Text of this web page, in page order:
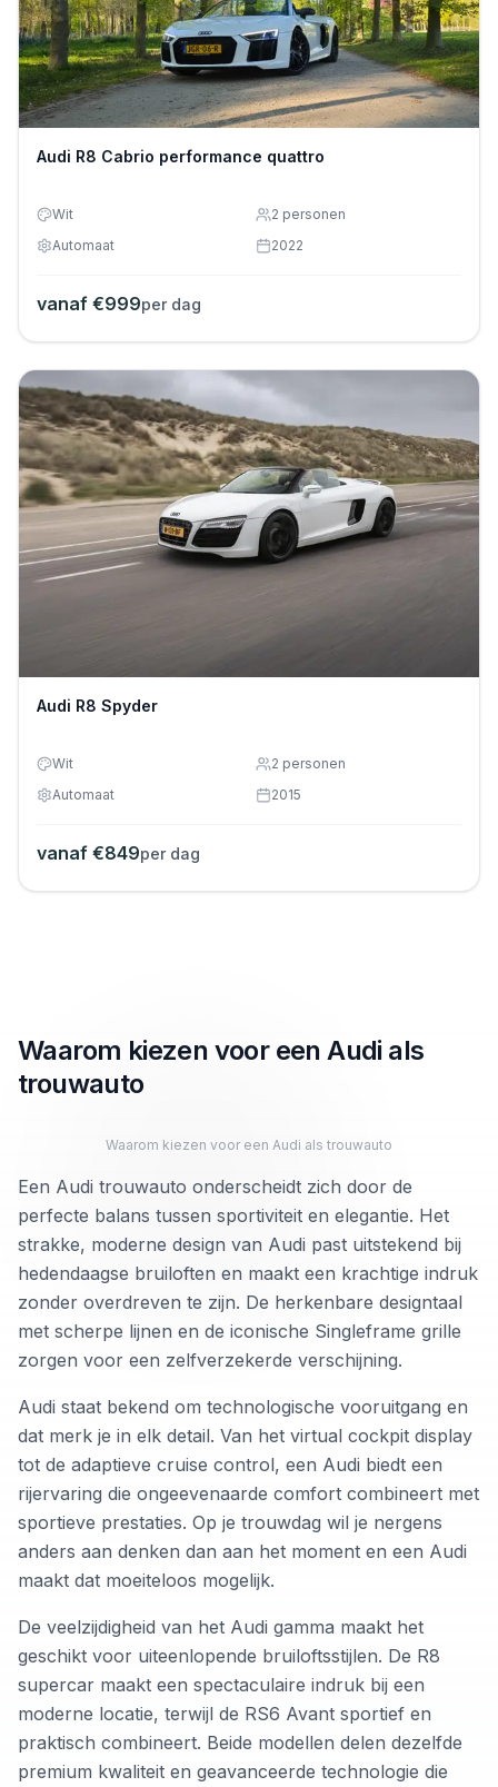
Audi R8 Cabrio performance quattro
Wit 2 personen
Automaat
2022
vanaf €999per dag
Audi R8 Spyder
Wit 2 personen
Automaat
2015
vanaf €849per dag
Waarom kiezen voor een Audi als
trouwauto
Waarom kiezen voor een Audi als trouwauto
Een Audi trouwauto onderscheidt zich door de
perfecte balans tussen sportiviteit en elegantie. Het
strakke, moderne design van Audi past uitstekend bij
hedendaagse bruiloften en maakt een krachtige indruk
zonder overdreven te zijn. De herkenbare designtaal
met scherpe lijnen en de iconische Singleframe grille
zorgen voor een zelfverzekerde verschijning.
Audi staat bekend om technologische vooruitgang en
dat merk je in elk detail. Van het virtual cockpit display
tot de adaptieve cruise control, een Audi biedt een
rijervaring die ongeevenaarde comfort combineert met
sportieve prestaties. Op je trouwdag wil je nergens
anders aan denken dan aan het moment en een Audi
maakt dat moeiteloos mogelijk.
De veelzijdigheid van het Audi gamma maakt het
geschikt voor uiteenlopende bruiloftsstijlen. De R8
supercar maakt een spectaculaire indruk bij een
moderne locatie, terwijl de RS6 Avant sportief en
praktisch combineert. Beide modellen delen dezelfde
premium kwaliteit en geavanceerde technologie die